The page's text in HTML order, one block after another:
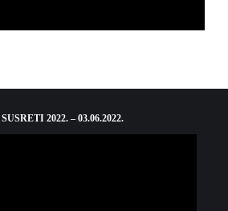
SUSRETI 2022. – 03.06.2022.